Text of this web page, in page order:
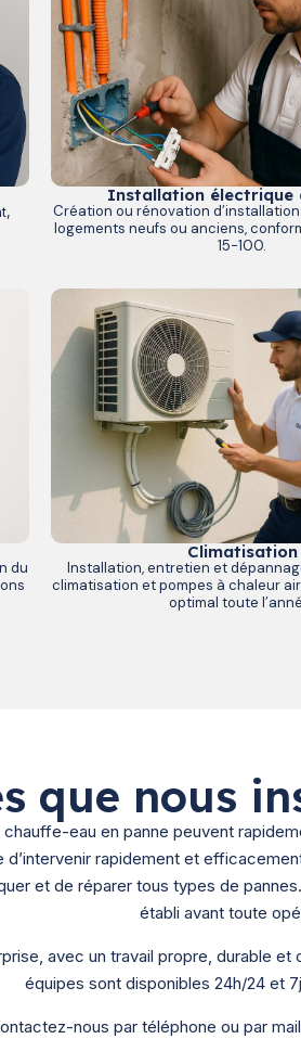
Installation électrique
Création ou rénovation
logements neufs ou anciens,
15-100.
du
Climatisation
Installation, entretien et
climatisation et pompes à chaleur
optimal toute
que nous
eau en panne peuvent
rapidement et
et de réparer tous types de
établi avant toute
avec un travail propre, durable
équipes sont disponibles 24h/24 et
nous par téléphone ou par